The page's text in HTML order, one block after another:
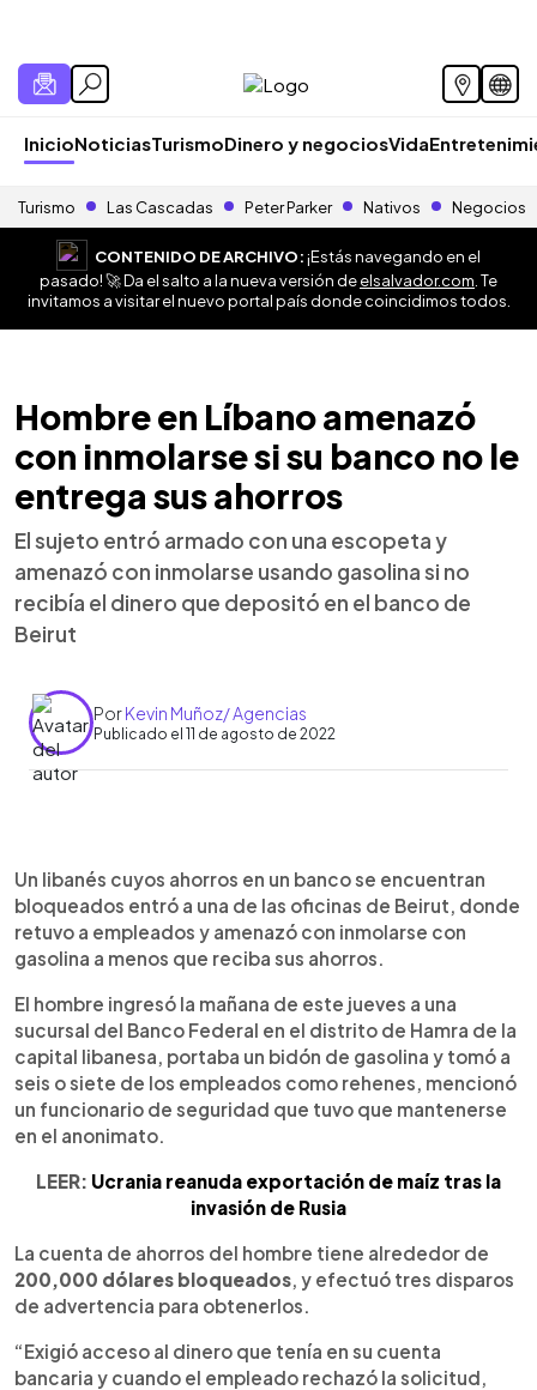
InicioNoticiasTurismoDinero y negociosVida
Turismo Las Cascadas Peter Parker Nativos Negocios
CONTENIDO DE ARCHIVO:¡Estás navegando en el
pasado! 🚀 Da el salto a la nueva versión deelsalvador.com . Te
invitamos a visitar el nuevo portal país donde coincidimos todos.
Hombre en Líbano amenazó
con inmolarse si su banco no le
entrega sus ahorros
El sujeto entró armado con una escopeta y
amenazó con inmolarse usando gasolina si no
recibía el dinero que depositó en el banco de
Beirut
PorKevin Muñoz/ Agencias
Publicado el 11 de agosto de 2022
► Escuchar artículo
Un libanés cuyos ahorros en un banco se encuentran
bloqueados entró a una de las oficinas de Beirut, donde
retuvo a empleados y amenazó con inmolarse con
gasolina a menos que reciba sus ahorros.
El hombre ingresó la mañana de este jueves a una
sucursal del Banco Federal en el distrito de Hamra de la
capital libanesa, portaba un bidón de gasolina y tomó a
seis o siete de los empleados como rehenes, mencionó
un funcionario de seguridad que tuvo que mantenerse
en el anonimato.
LEER: Ucrania reanuda exportación de maíz tras la
invasión de Rusia
La cuenta de ahorros del hombre tiene alrededor de
200,000 dólares bloqueados, y efectuó tres disparos
de advertencia para obtenerlos.
“Exigió acceso al dinero que tenía en su cuenta
bancaria y cuando el empleado rechazó la solicitud,